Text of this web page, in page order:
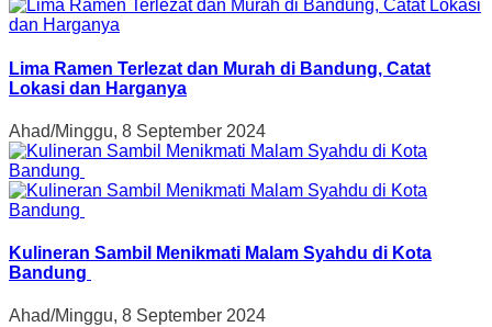
Lima Ramen Terlezat dan Murah di Bandung, Catat
Lokasi dan Harganya
Ahad/Minggu, 8 September 2024
Kulineran Sambil Menikmati Malam Syahdu di Kota
Bandung
Ahad/Minggu, 8 September 2024